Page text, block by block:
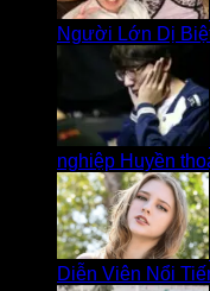
Người Lớn Dị
nghiệp Huyền
Diễn Viên Nổi